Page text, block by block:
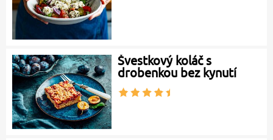
Švestkový koláč s
drobenkou bez kynutí